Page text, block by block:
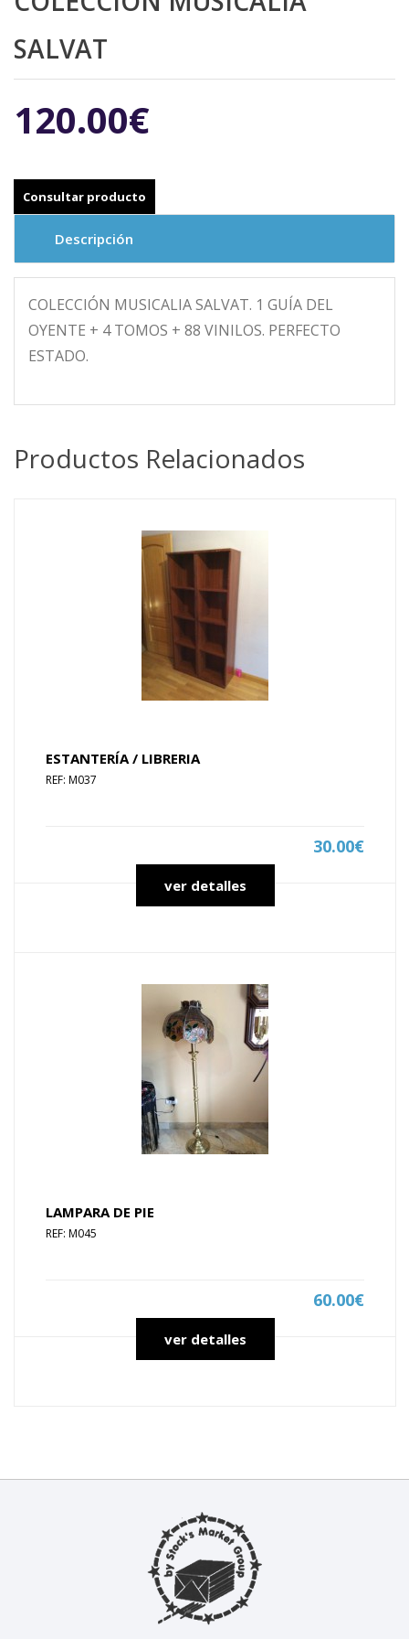
SALVAT
120.00€
Descripción
COLECCIÓN MUSICALIA SALVAT. 1 GUÍA DEL
OYENTE + 4 TOMOS + 88 VINILOS. PERFECTO
ESTADO.
Productos Relacionados
ESTANTERÍA / LIBRERIA
REF: M037
30.00€
ver detalles
LAMPARA DE PIE
REF: M045
60.00€
ver detalles